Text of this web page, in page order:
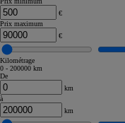
€
Prix maximum
€
Kilométrage
0 - 200000 km
De
km
à
km